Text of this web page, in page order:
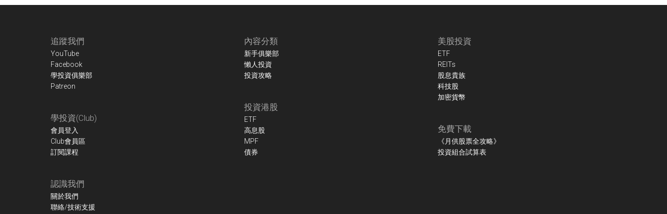
追蹤我們
YouTube
Facebook
學投資俱樂部
Patreon
學投資(Club)
會員登入
Club會員區
訂閱課程
認識我們
關於我們
聯絡/技術支援
內容分類
新手俱樂部
懶人投資
投資攻略
投資港股
ETF
高息股
MPF
債券
美股投資
ETF
REITs
股息貴族
科技股
加密貨幣
免費下載
《月供股票全攻略》
投資組合試算表